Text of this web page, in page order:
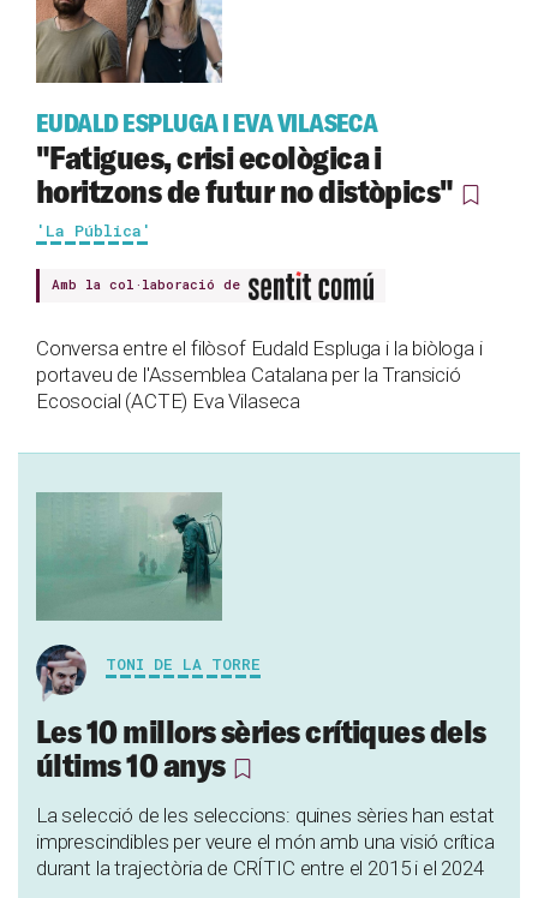
EUDALD ESPLUGA I EVA VILASECA
"Fatigues, crisi ecològica i
horitzons de futur no distòpics"
'La Pública'
Amb la col·laboració de
Conversa entre el filòsof Eudald Espluga i la biòloga i
portaveu de l'Assemblea Catalana per la Transició
Ecosocial (ACTE) Eva Vilaseca
TONI DE LA TORRE
Les 10 millors sèries crítiques dels
últims 10 anys
La selecció de les seleccions: quines sèries han estat
imprescindibles per veure el món amb una visió crítica
durant la trajectòria de CRÍTIC entre el 2015 i el 2024